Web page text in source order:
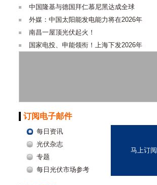
中国隆基与德国拜仁慕尼黑达成全球
外媒：中国太阳能发电能力将在2026年
南昌一屋顶光伏起火！
国家电投、申能领衔！上海下发2026年
订阅电子邮件
每日资讯
光伏杂志
专题
每日光伏市场参考
马上订阅